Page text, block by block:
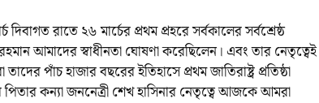
রাতে ২৬ মার্চের প্রথম প্রহরে সর্বকালের সর্বশ্রেষ্ঠ
আমাদের স্বাধীনতা ঘোষণা করেছিলেন। এবং তার নেতৃত্বেই
পাঁচ হাজার বছরের ইতিহাসে প্রথম জাতিরাষ্ট্র প্রতিষ্ঠা
কন্যা জননেত্রী শেখ হাসিনার নেতৃত্বে আজকে আমরা